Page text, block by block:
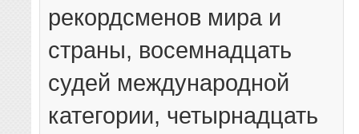
рекордсменов мира и
страны, восемнадцать
судей международной
категории, четырнадцать